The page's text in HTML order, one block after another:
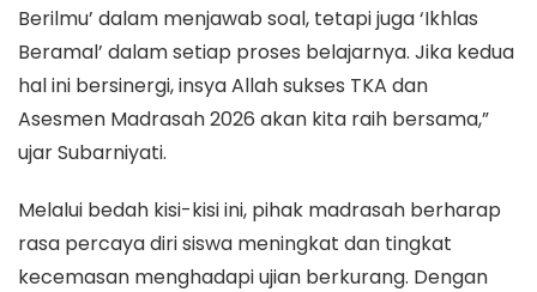
Berilmu’ dalam menjawab soal, tetapi juga ‘Ikhlas
Beramal’ dalam setiap proses belajarnya. Jika kedua
hal ini bersinergi, insya Allah sukses TKA dan
Asesmen Madrasah 2026 akan kita raih bersama,”
ujar Subarniyati.
Melalui bedah kisi-kisi ini, pihak madrasah berharap
rasa percaya diri siswa meningkat dan tingkat
kecemasan menghadapi ujian berkurang. Dengan